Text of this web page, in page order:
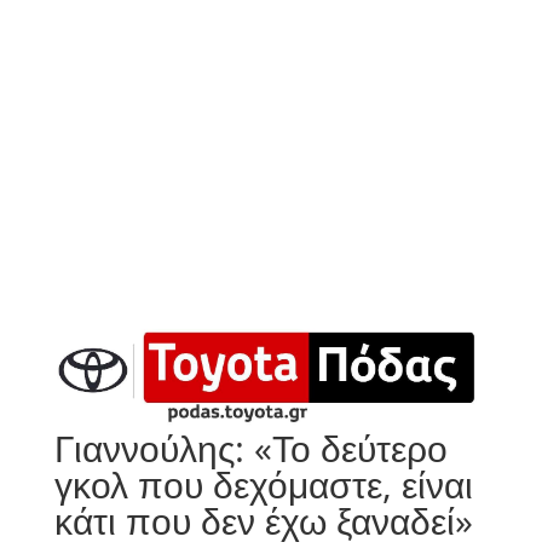
Γιαννούλης: «Το δεύτερο
γκολ που δεχόμαστε, είναι
κάτι που δεν έχω ξαναδεί»